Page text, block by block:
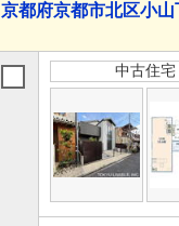
京都府京都市北区小
中古住宅